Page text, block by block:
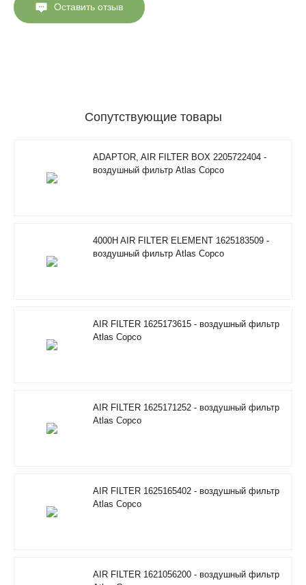
Оставить отзыв
Сопутствующие товары
ADAPTOR, AIR FILTER BOX 2205722404 -
воздушный фильтр Atlas Copco
4000H AIR FILTER ELEMENT 1625183509 -
воздушный фильтр Atlas Copco
AIR FILTER 1625173615 - воздушный фильтр
Atlas Copco
AIR FILTER 1625171252 - воздушный фильтр
Atlas Copco
AIR FILTER 1625165402 - воздушный фильтр
Atlas Copco
AIR FILTER 1621056200 - воздушный фильтр